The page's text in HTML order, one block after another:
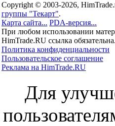
Copyright © 2003-2026,
группы "Текарт".
Карта сайта... PDA-версия...
При любом использовании
HimTrade.RU ссылка обязательна.
Политика конфиденциальности
Пользовательское соглашение
Реклама на HimTrade.RU
Для